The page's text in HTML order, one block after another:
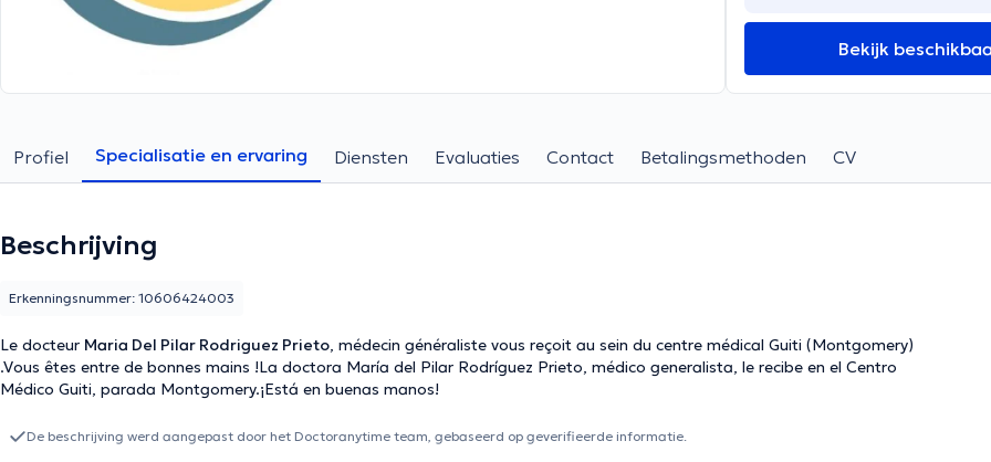
Bekijk
Profiel Specialisatie en ervaring Diensten Evaluaties Contact Betalingsmethoden CV
Beschrijving
Le docteur Maria Del Pilar Rodriguez Prieto, médecin généraliste vous reçoit au sein du centre médical Guiti (Montgomery)
.Vous êtes entre de bonnes mains !La doctora María del Pilar Rodríguez Prieto, médico generalista, le recibe en el Centro
Médico Guiti, parada Montgomery.¡Está en buenas manos!
Erkenningsnummer: 10606424003
De beschrijving werd aangepast door het Doctoranytime team, gebaseerd op geverifieerde informatie.